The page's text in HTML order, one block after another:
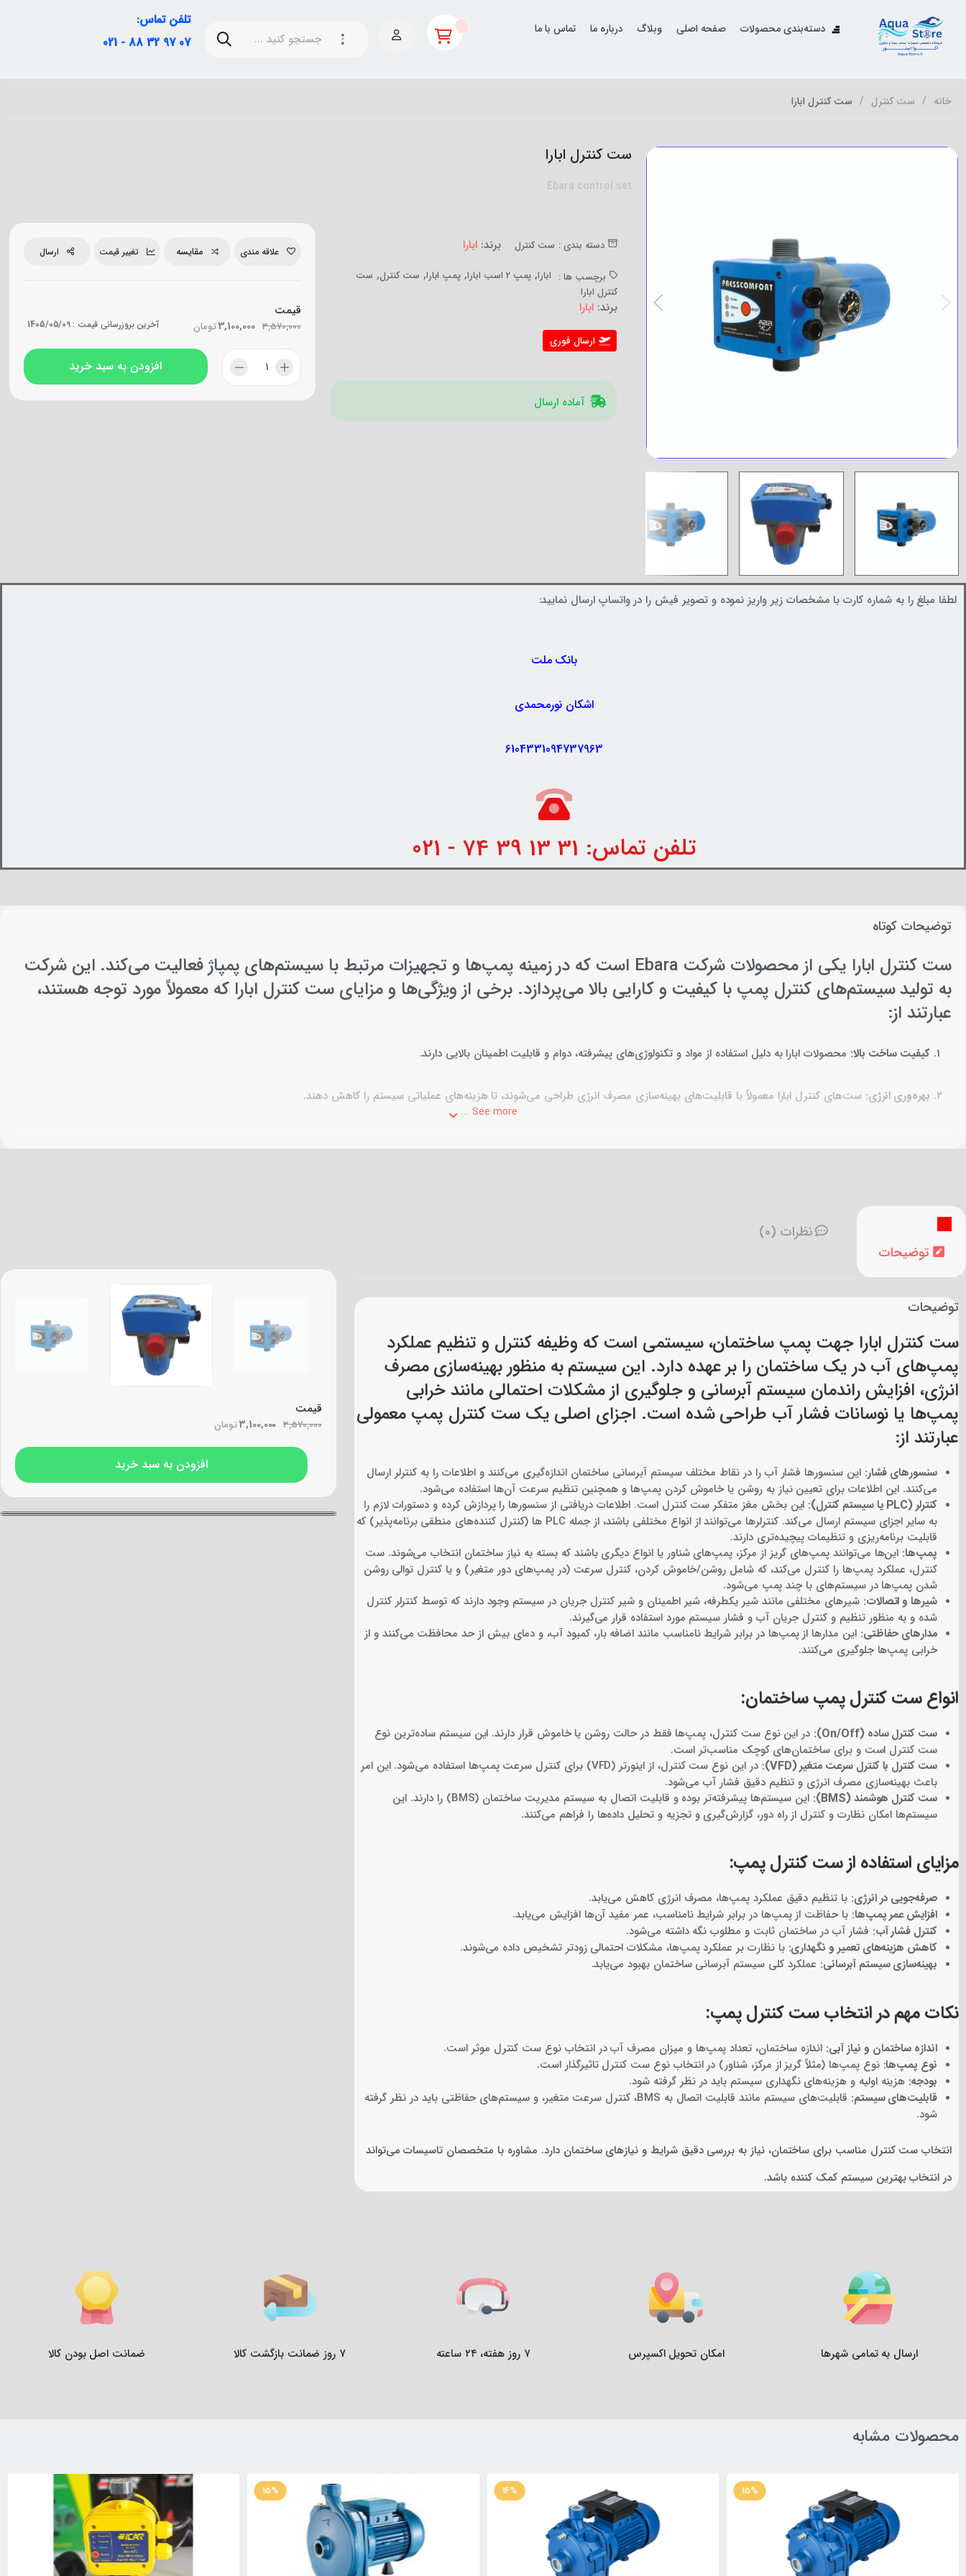
دسته‌بندی محصولات صفحه اصلی وبلاگ درباره ما تماس با ما
تلفن تماس:
07 97 32 88 - 021
خانه ست کنترل ست کنترل ابارا
ست کنترل ابارا
Ebara control set
دسته بندی : ست کنترل برند:ابارا
برچسب ها : ابارا, پمپ 2 اسب ابارا , پمپ ابارا, ست کنترل, ست
کنترل ابارا
برند:ابارا
ارسال فوری
آماده ارسال
علاقه مندی مقایسه تغییر قیمت ارسال
قیمت
3,570,000 تومان3,100,000 آخرین بروزرسانی قیمت :1405/05/09
افزودن به سبد خرید
لطفا مبلغ را به شماره کارت با مشخصات زیر واریز نموده و تصویر فیش را در واتساپ ارسال نمایید:
بانک ملت
اشکان نورمحمدی
6104331094737963
تلفن تماس: 31 13 39 74 - 021
توضیحات کوتاه
ست کنترل ابارا یکی از محصولات شرکت Ebara است که در زمینه پمپ‌ها و تجهیزات مرتبط با سیستم‌های پمپاژ فعالیت می‌کند. این شرکت
به تولید سیستم‌های کنترل پمپ با کیفیت و کارایی بالا می‌پردازد. برخی از ویژگی‌ها و مزایای ست کنترل ابارا که معمولاً مورد توجه هستند،
عبارتند از:
کیفیت ساخت بالا: محصولات ابارا به دلیل استفاده از مواد و تکنولوژی‌های پیشرفته، دوام و قابلیت اطمینان بالایی دارند.
بهره‌وری انرژی: ست‌های کنترل ابارا معمولاً با قابلیت‌های بهینه‌سازی مصرف انرژی طراحی می‌شوند، تا هزینه‌های عملیاتی سیستم را کاهش دهند.
پشتیبانی فنی و خدمات پس از فروش: ابارا با ارائه پشتیبانی فنی مناسب و خدمات پس از فروش قوی، به افزایش رضایت مشتریان خود کمک می‌کند.
قابلیت‌های هوشمند و اتوماسیون:
با توجه به ویژگی‌های مذکور، ست کنترل ابارا می‌تواند گزینه مناسبی برای کاربردهای مختلف صنعتی و ساختمانی باشد. اگر به دنبال اطلاعات دقیق‌تری در مورد یک مدل خاص از ست کنترل ابارا هستید، معمولاً بهترین
راه، مراجعه به مستندات فنی محصول و یا مشاوره با تامین‌کنندگان و نمایندگان رسمی شرکت است.
See more ...
توضیحات
نظرات (0)
توضیحات
ست کنترل ابارا جهت پمپ ساختمان، سیستمی است که وظیفه کنترل و تنظیم عملکرد
پمپ‌های آب در یک ساختمان را بر عهده دارد. این سیستم به منظور بهینه‌سازی مصرف
انرژی، افزایش راندمان سیستم آبرسانی و جلوگیری از مشکلات احتمالی مانند خرابی
پمپ‌ها یا نوسانات فشار آب طراحی شده است. اجزای اصلی یک ست کنترل پمپ معمولی
عبارتند از:
سنسورهای فشار: این سنسورها فشار آب را در نقاط مختلف سیستم آبرسانی ساختمان اندازه‌گیری می‌کنند و اطلاعات را به کنترلر ارسال
می‌کنند. این اطلاعات برای تعیین نیاز به روشن یا خاموش کردن پمپ‌ها و همچنین تنظیم سرعت آن‌ها استفاده می‌شود.
کنترلر (PLC یا سیستم کنترل):
این بخش مغز متفکر ست کنترل است. اطلاعات دریافتی از سنسورها را پردازش کرده و دستورات لازم را
به سایر اجزای سیستم ارسال می‌کند. کنترلرها می‌توانند از انواع مختلفی باشند، از جمله PLC ها (کنترل کننده‌های منطقی برنامه‌پذیر) که
قابلیت برنامه‌ریزی و تنظیمات پیچیده‌تری دارند.
پمپ‌ها: این‌ها می‌توانند پمپ‌های گریز از مرکز، پمپ‌های شناور یا انواع دیگری باشند که بسته به نیاز ساختمان انتخاب می‌شوند. ست
کنترل، عملکرد پمپ‌ها را کنترل می‌کند، که شامل روشن/خاموش کردن، کنترل سرعت (در پمپ‌های دور متغیر) و یا کنترل توالی روشن
شدن پمپ‌ها در سیستم‌های با چند پمپ می‌شود.
شیرها و اتصالات: شیرهای مختلفی مانند شیر یکطرفه، شیر اطمینان و شیر کنترل جریان در سیستم وجود دارند که توسط کنترلر کنترل
شده و به منظور تنظیم و کنترل جریان آب و فشار سیستم مورد استفاده قرار می‌گیرند.
مدارهای حفاظتی: این مدارها از پمپ‌ها در برابر شرایط نامناسب مانند اضافه بار، کمبود آب، و دمای بیش از حد محافظت می‌کنند و از
خرابی پمپ‌ها جلوگیری می‌کنند.
انواع ست کنترل پمپ ساختمان:
ست کنترل ساده (On/Off):
در این نوع ست کنترل، پمپ‌ها فقط در حالت روشن یا خاموش قرار دارند. این سیستم ساده‌ترین نوع
ست کنترل است و برای ساختمان‌های کوچک مناسب‌تر است.
ست کنترل با کنترل سرعت متغیر (VFD):
در این نوع ست کنترل، از اینورتر (VFD) برای کنترل سرعت پمپ‌ها استفاده می‌شود. این امر
باعث بهینه‌سازی مصرف انرژی و تنظیم دقیق فشار آب می‌شود.
ست کنترل هوشمند (BMS):
این سیستم‌ها پیشرفته‌تر بوده و قابلیت اتصال به سیستم مدیریت ساختمان (BMS) را دارند. این
سیستم‌ها امکان نظارت و کنترل از راه دور، گزارش‌گیری و تجزیه و تحلیل داده‌ها را فراهم می‌کنند.
مزایای استفاده از ست کنترل پمپ:
صرفه‌جویی در انرژی: با تنظیم دقیق عملکرد پمپ‌ها، مصرف انرژی کاهش می‌یابد.
افزایش عمر پمپ‌ها: با حفاظت از پمپ‌ها در برابر شرایط نامناسب، عمر مفید آن‌ها افزایش می‌یابد.
کنترل فشار آب: فشار آب در ساختمان ثابت و مطلوب نگه داشته می‌شود.
کاهش هزینه‌های تعمیر و نگهداری: با نظارت بر عملکرد پمپ‌ها، مشکلات احتمالی زودتر تشخیص داده می‌شوند.
بهینه‌سازی سیستم آبرسانی: عملکرد کلی سیستم آبرسانی ساختمان بهبود می‌یابد.
نکات مهم در انتخاب ست کنترل پمپ:
اندازه ساختمان و نیاز آبی: اندازه ساختمان، تعداد پمپ‌ها و میزان مصرف آب در انتخاب نوع ست کنترل موثر است.
نوع پمپ‌ها: نوع پمپ‌ها (مثلاً گریز از مرکز، شناور) در انتخاب نوع ست کنترل تاثیرگذار است.
بودجه: هزینه اولیه و هزینه‌های نگهداری سیستم باید در نظر گرفته شود.
قابلیت‌های سیستم:
قابلیت‌های سیستم مانند قابلیت اتصال به BMS، کنترل سرعت متغیر، و سیستم‌های حفاظتی باید در نظر گرفته
شود.
انتخاب ست کنترل مناسب برای ساختمان، نیاز به بررسی دقیق شرایط و نیازهای ساختمان دارد. مشاوره با متخصصان تاسیسات می‌تواند
در انتخاب بهترین سیستم کمک کننده باشد.
قیمت
3,570,000 تومان3,100,000
افزودن به سبد خرید
ارسال به تمامی شهرها امکان تحویل اکسپرس ۷ روز هفته، ۲۴ ساعته ۷ روز ضمانت بازگشت کالا ضمانت اصل بودن کالا
محصولات مشابه
15%
14%
15%